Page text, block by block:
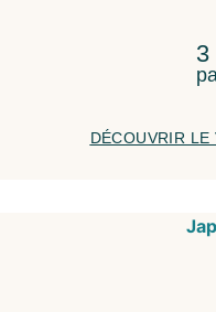
DÉCOUVRIR LE